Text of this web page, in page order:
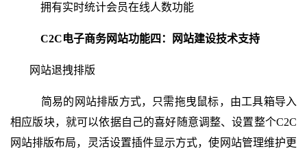
拥有实时统计会员在线人数功能
C2C电子商务网站功能四： 网站建设技术支持
网站退拽排版
简易的网站排版方式，只需拖曳鼠标，由工具箱导入
相应版块，就可以依据自己的喜好随意调整、设置整个C2C
网站排版布局，灵活设置插件显示方式，使网站管理维护更